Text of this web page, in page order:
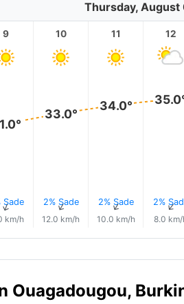
Thursday, August
9
Sade
km/h
10
33.0°
2% Sade
↑
12.0 km/h
11
34.0°
2% Sade
↑
10.0 km/h
12
2%↑
8.0 km/
Ouagadougou,